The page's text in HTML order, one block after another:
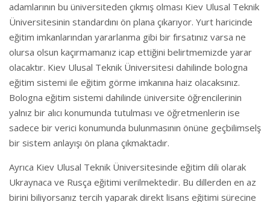
adamlarının bu üniversiteden çıkmış olması Kiev Ulusal Teknik
Üniversitesinin standardını ön plana çıkarıyor. Yurt haricinde
eğitim imkanlarından yararlanma gibi bir fırsatınız varsa ne
olursa olsun kaçırmamanız icap ettiğini belirtmemizde yarar
olacaktır. Kiev Ulusal Teknik Üniversitesi dahilinde bologna
eğitim sistemi ile eğitim görme imkanına haiz olacaksınız.
Bologna eğitim sistemi dahilinde üniversite öğrencilerinin
yalnız bir alıcı konumunda tutulması ve öğretmenlerin ise
sadece bir verici konumunda bulunmasının önüne geçbilimselş
bir sistem anlayışı ön plana çıkmaktadır.
Ayrıca Kiev Ulusal Teknik Üniversitesinde eğitim dili olarak
Ukraynaca ve Rusça eğitimi verilmektedir. Bu dillerden en az
birini biliyorsanız tercih yaparak direkt lisans eğitimi sürecine